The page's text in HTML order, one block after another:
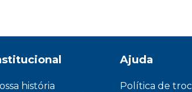
história
Ajuda
Política de